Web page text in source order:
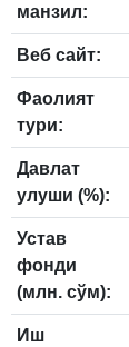
манзил:
Веб сайт:
Фаолият
тури:
Давлат
улуши (%):
Устав
фонди
(млн. сўм):
Иш